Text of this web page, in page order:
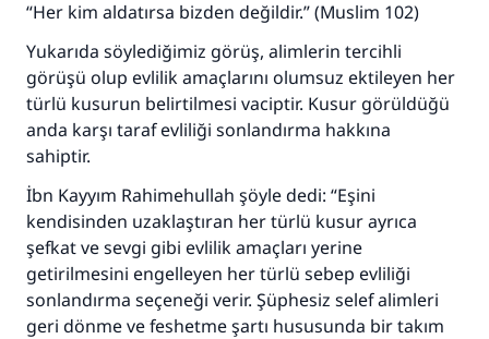
“Her kim aldatırsa bizden değildir.” (Muslim 102)
Yukarıda söylediğimiz görüş, alimlerin tercihli
görüşü olup evlilik amaçlarını olumsuz ektileyen her
türlü kusurun belirtilmesi vaciptir. Kusur görüldüğü
anda karşı taraf evliliği sonlandırma hakkına
sahiptir.
İbn Kayyım Rahimehullah şöyle dedi: “Eşini
kendisinden uzaklaştıran her türlü kusur ayrıca
şefkat ve sevgi gibi evlilik amaçları yerine
getirilmesini engelleyen her türlü sebep evliliği
sonlandırma seçeneği verir. Şüphesiz selef alimleri
geri dönme ve feshetme şartı hususunda bir takım
110845 Nolu Cevap, bir evliliği
kurtardı.